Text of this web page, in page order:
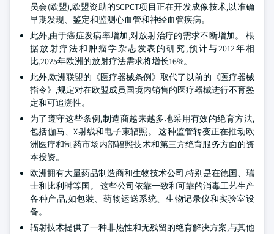
员会(欧盟),欧盟资助的SCPCT项目正在开发成像技术,以准确
早期发现、鉴定和监测心血管和神经血管疾病。
此外,由于癌症发病率增加,对放射治疗的需求不断增加。 根
据放射疗法和肿瘤学杂志发表的研究,预计与2012年相
比,2025年欧洲的放射疗法需求将增长16%。
此外,欧洲联盟的《医疗器械条例》取代了以前的《医疗器械
指令》,规定对在欧盟成员国境内销售的医疗器械进行不育鉴
定和可追溯性。
为了遵守这些条例,制造商越来越多地采用有效的绝育方法,
包括伽马、X射线和电子束辐照。 这种监管转变正在推动欧
洲医疗和制药市场内部辐照技术和第三方绝育服务方面的资
本投资。
欧洲拥有大量药品制造商和生物技术公司,特别是在德国、瑞
士和比利时等国。 这些公司依靠一致和可靠的消毒工艺生产
各种产品,如包装、药物运送系统、生物记录仪和实验室设
备。
辐射技术提供了一种非热性和无残留的绝育解决方案,与其他